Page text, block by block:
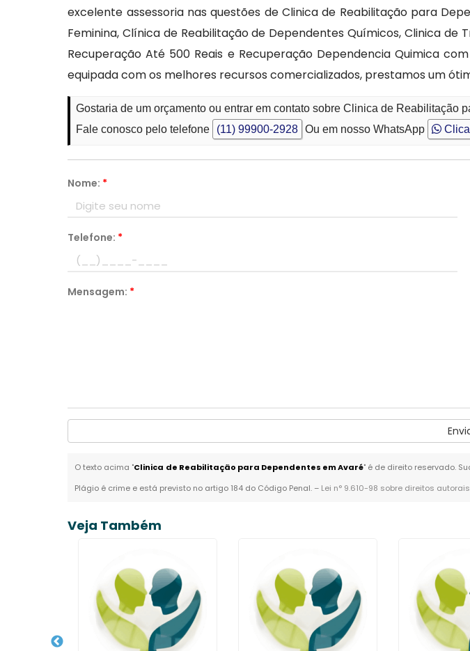
excelente assessoria nas questões de Clinica de Reabilitação para
Feminina, Clínica de Reabilitação de Dependentes Químicos, Clinica
Recuperação Até 500 Reais e Recuperação Dependencia Quimica
equipada com os melhores recursos comercializados, prestamos um
Gostaria de um orçamento ou entrar em contato sobre Clinica de Reabilitação
Fale conosco pelo telefone
(11) 99900-2928 Ou em nosso WhatsApp
Nome: *
Telefone: *
Mensagem: *
O texto acima "Clinica de Reabilitação para Dependentes em Avaré" é de direito reservado.
Plágio é crime e está previsto no artigo 184 do Código Penal. – Lei n° 9.610-98 sobre direitos autorais
Veja Também